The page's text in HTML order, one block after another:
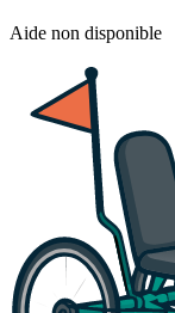
Aide non disponible